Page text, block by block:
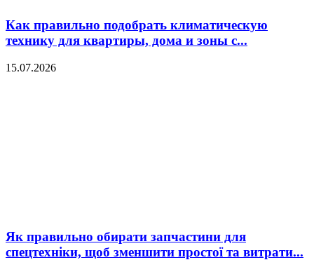
Как правильно подобрать климатическую
технику для квартиры, дома и зоны с...
15.07.2026
Як правильно обирати запчастини для
спецтехніки, щоб зменшити простої та витрати...